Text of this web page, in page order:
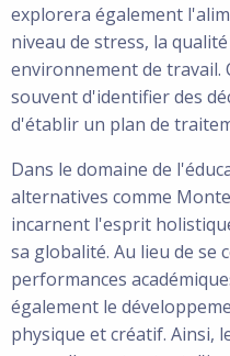
explorera également
niveau de stress, la
environnement de travail.
souvent d'identifier des
d'établir un plan de
Dans le domaine de
alternatives comme
incarnent l'esprit
sa globalité. Au lieu de se
performances
également le
physique et créatif. Ainsi,